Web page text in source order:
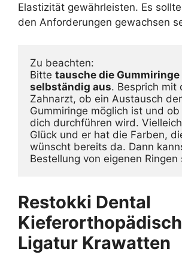
Elastizität gewährleisten. Es
den Anforderungen gewachsen
Zu beachten:
Bitte tausche die
selbständig aus. Besprich mit
Zahnarzt, ob ein Austausch der
Gummiringe möglich ist und
dich durchführen wird.
Glück und er hat die Farben,
wünscht bereits da. Dann
Bestellung von eigenen Ringen
Restokki Dental
Ligatur Krawatten